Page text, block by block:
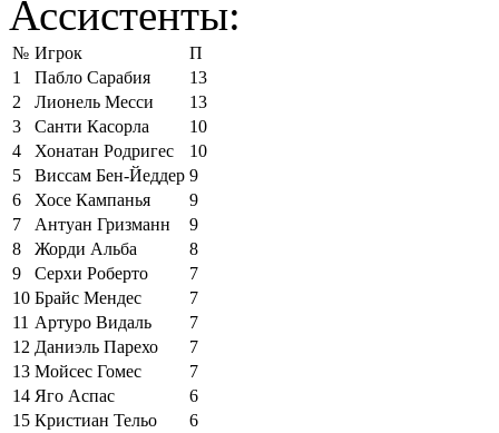
Ассистенты:
№ Игрок
П
1
Пабло Сарабия
13
2
Лионель Месси
13
3
Санти Касорла
10
4
Хонатан Родригес
10
5
Виссам Бен-Йеддер 9
6
Хосе Кампанья
9
7
Антуан Гризманн
9
8
Жорди Альба
8
9
Серхи Роберто
7
10 Брайс Мендес
7
11 Артуро Видаль
7
12 Даниэль Парехо
7
13 Мойсес Гомес
7
14 Яго Аспас
6
15 Кристиан Тельо 6